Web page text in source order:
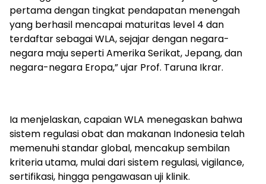
pertama dengan tingkat pendapatan menengah
yang berhasil mencapai maturitas level 4 dan
terdaftar sebagai WLA, sejajar dengan negara-
negara maju seperti Amerika Serikat, Jepang, dan
negara-negara Eropa,” ujar Prof. Taruna Ikrar.
Ia menjelaskan, capaian WLA menegaskan bahwa
sistem regulasi obat dan makanan Indonesia telah
memenuhi standar global, mencakup sembilan
kriteria utama, mulai dari sistem regulasi, vigilance,
sertifikasi, hingga pengawasan uji klinik.